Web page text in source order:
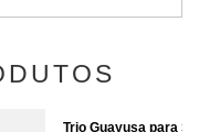
Trio Guayusa para